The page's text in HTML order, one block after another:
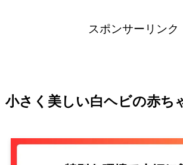
スポンサーリンク
小さく美しい白ヘビの赤ち